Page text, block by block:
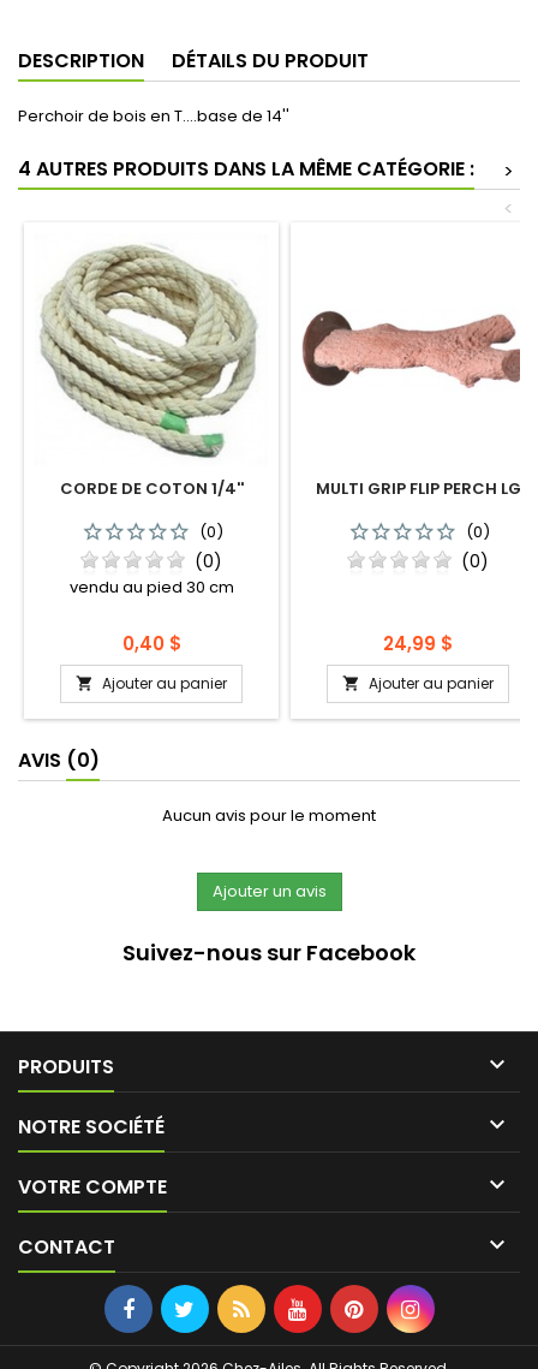
DESCRIPTION DÉTAILS DU PRODUIT
Perchoir de bois en T....base de 14''
4 AUTRES PRODUITS DANS LA MÊME CATÉGORIE :
>
<
CORDE DE COTON 1/4''
(0)
(0)
vendu au pied 30 cm
Prix
0,40 $
 Ajouter au panier
MULTI GRIP FLIP PERCH LG
(0)
(0)
Prix
24,99 $
 Ajouter au panier
AVIS (0)
Aucun avis pour le moment
Suivez-nous sur Facebook
PRODUITS 
NOTRE SOCIÉTÉ 
VOTRE COMPTE 
CONTACT 